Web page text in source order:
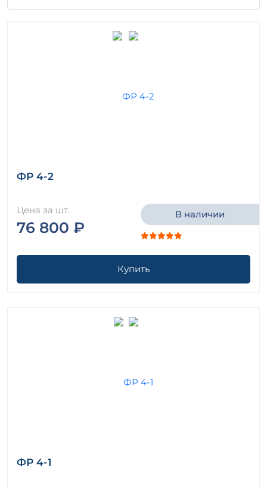
ФР 4-2
Цена за шт.
76 800 ₽
В наличии
Купить
ФР 4-1